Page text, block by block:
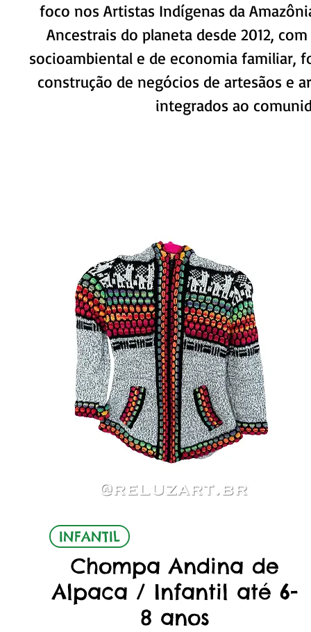
foco nos Artistas Indígenas da
Ancestrais do planeta desde 2012,
socioambiental e de economia familiar,
construção de negócios de artesãos e
integrados ao
INFANTIL
Chompa Andina de
Alpaca / Infantil até 6-
8 anos